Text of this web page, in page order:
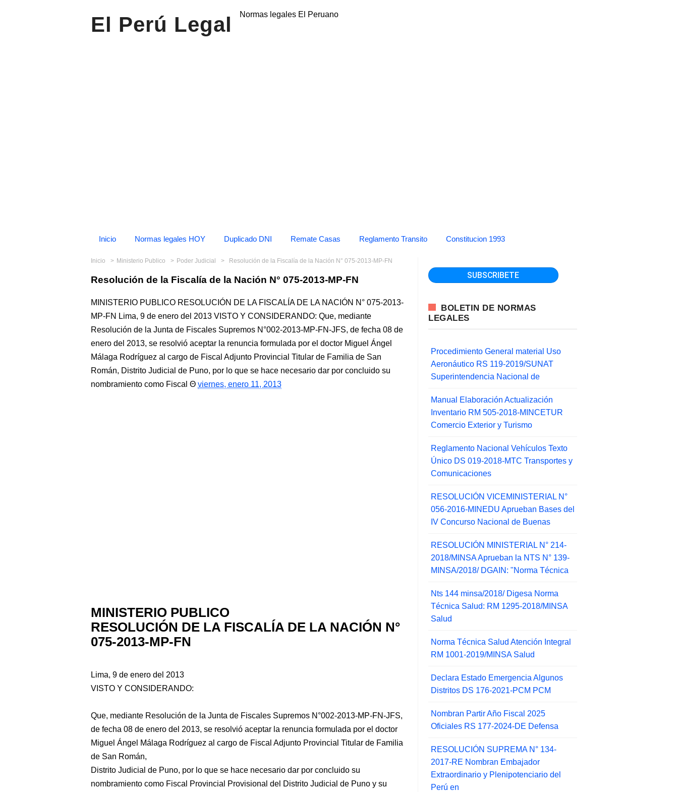
El Perú Legal Normas legales El Peruano
Inicio Normas legales HOY Duplicado DNI Remate Casas Reglamento Transito Constitucion 1993
Inicio Ministerio Publico Poder Judicial Resolución de la Fiscalía de la Nación N° 075-2013-MP-FN
Resolución de la Fiscalía de la Nación N° 075-2013-MP-FN
MINISTERIO PUBLICO RESOLUCIÓN DE LA FISCALÍA DE LA NACIÓN N° 075-2013-
MP-FN Lima, 9 de enero del 2013 VISTO Y CONSIDERANDO: Que, mediante
Resolución de la Junta de Fiscales Supremos N°002-2013-MP-FN-JFS, de fecha 08 de
enero del 2013, se resolvió aceptar la renuncia formulada por el doctor Miguel Ángel
Málaga Rodríguez al cargo de Fiscal Adjunto Provincial Titular de Familia de San
Román, Distrito Judicial de Puno, por lo que se hace necesario dar por concluido su
nombramiento como Fiscal
viernes, enero 11, 2013
MINISTERIO PUBLICO
RESOLUCIÓN DE LA FISCALÍA DE LA NACIÓN N°
075-2013-MP-FN
Lima, 9 de enero del 2013
VISTO Y CONSIDERANDO:
Que, mediante Resolución de la Junta de Fiscales Supremos N°002-2013-MP-FN-JFS,
de fecha 08 de enero del 2013, se resolvió aceptar la renuncia formulada por el doctor
Miguel Ángel Málaga Rodríguez al cargo de Fiscal Adjunto Provincial Titular de Familia
de San Román,
Distrito Judicial de Puno, por lo que se hace necesario dar por concluido su
nombramiento como Fiscal
Provincial Provisional del Distrito Judicial de Puno y su
BOLETIN DE NORMAS
LEGALES
Procedimiento General material Uso
Aeronáutico RS 119-2019/SUNAT
Superintendencia Nacional de
Manual Elaboración Actualización
Inventario RM 505-2018-MINCETUR
Comercio Exterior y Turismo
Reglamento Nacional Vehículos Texto
Único DS 019-2018-MTC Transportes y
Comunicaciones
RESOLUCIÓN VICEMINISTERIAL N°
056-2016-MINEDU Aprueban Bases del
IV Concurso Nacional de Buenas
RESOLUCIÓN MINISTERIAL N° 214-
2018/MINSA Aprueban la NTS N° 139-
MINSA/2018/ DGAIN: "Norma Técnica
Nts 144 minsa/2018/ Digesa Norma
Técnica Salud: RM 1295-2018/MINSA
Salud
Norma Técnica Salud Atención Integral
RM 1001-2019/MINSA Salud
Declara Estado Emergencia Algunos
Distritos DS 176-2021-PCM PCM
Nombran Partir Año Fiscal 2025
Oficiales RS 177-2024-DE Defensa
RESOLUCIÓN SUPREMA N° 134-
2017-RE Nombran Embajador
Extraordinario y Plenipotenciario del
Perú en